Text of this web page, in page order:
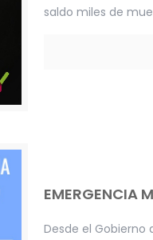
saldo miles de
EMERGENCIA
Desde el